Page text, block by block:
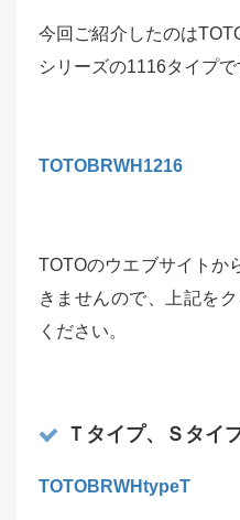
今回ご紹介したのは
シリーズの1116タイプで
TOTOBRWH1216
TOTOのウエブサイトか
きませんので、上記を
ください。
Ｔタイプ、Ｓタイ
TOTOBRWHtypeT